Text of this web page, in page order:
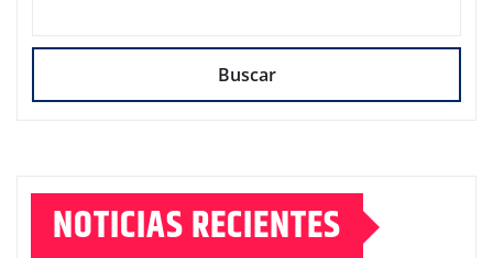
Buscar
NOTICIAS RECIENTES